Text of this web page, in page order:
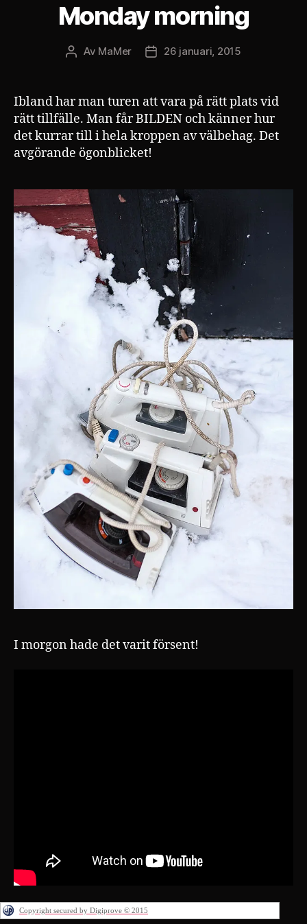
Monday morning
Inläggsförfattare
Av MaMer Inläggsdatum
26 januari, 2015
Ibland har man turen att vara på rätt plats vid
rätt tillfälle. Man får BILDEN och känner hur
det kurrar till i hela kroppen av välbehag. Det
avgörande ögonblicket!
I morgon hade det varit försent!
Copyright secured by Digiprove © 2015